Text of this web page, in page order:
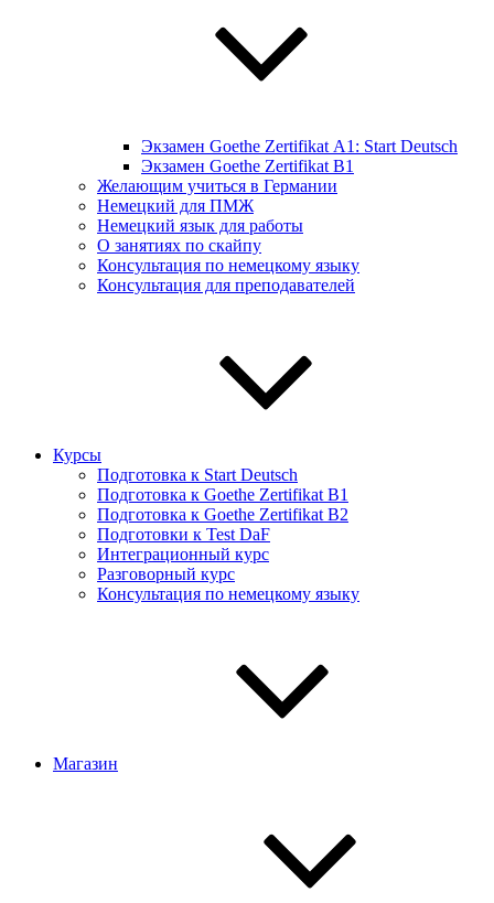
Экзамен Goethe Zertifikat А1: Start Deutsch
Экзамен Goethe Zertifikat B1
Желающим учиться в Германии
Немецкий для ПМЖ
Немецкий язык для работы
О занятиях по скайпу
Консультация по немецкому языку
Консультация для преподавателей
Курсы
Подготовка к Start Deutsch
Подготовка к Goethe Zertifikat B1
Подготовка к Goethe Zertifikat B2
Подготовки к Test DaF
Интеграционный курс
Разговорный курс
Консультация по немецкому языку
Магазин